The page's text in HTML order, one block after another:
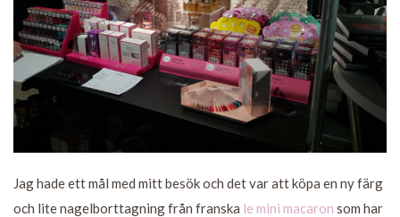
Jag hade ett mål med mitt besök och det var att köpa en ny färg
och lite nagelborttagning från franska le mini macaron som har